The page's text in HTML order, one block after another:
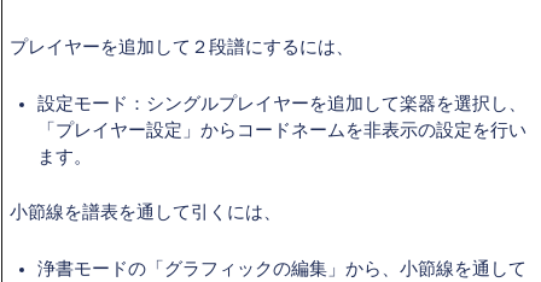
プレイヤーを追加して２段譜にするには、
設定モード： シングルプレイヤーを追加して楽器を選択し、
「プレイヤー設定」からコードネームを非表示の設定を行い
ます。
小節線を譜表を通して引くには、
浄書モードの「グラフィックの編集」から、小節線を通して